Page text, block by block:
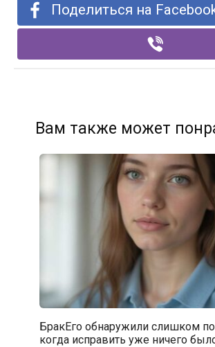
Поделиться на
Вам также может
БракЕго обнаружили слишком
когда исправить уже ничего